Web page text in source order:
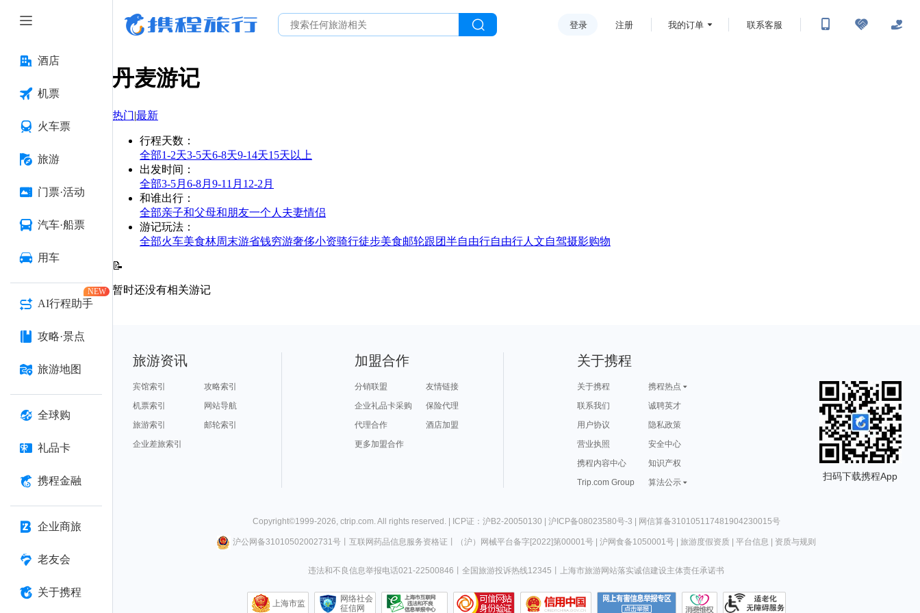
酒店
机票
火车票
旅游
门票·活动
汽车·船票
用车
AI行程助手
NEW
攻略·景点
旅游地图
全球购
礼品卡
携程金融
企业商旅
老友会
关于携程
登录 注册 我的订单 联系客服
丹麦游记
热门|最新
行程天数 ：
全部1-2天3-5天6-8天9-14天15天以上
出发时间 ：
全部3-5月 6-8月 9-11月 12-2月
和谁出行 ：
全部亲子和父母和朋友一个人 夫妻情侣
游记玩法 ：
全部火车美食林周末游省钱穷游奢侈小资骑行徒步美食邮轮跟团半自由行自由行人文自驾摄影购物
📝
暂时还没有相关游记
旅游资讯
宾馆索引
攻略索引
机票索引
网站导航
旅游索引
邮轮索引
企业差旅索引
加盟合作
分销联盟
友情链接
企业礼品卡采购
保险代理
代理合作
酒店加盟
更多加盟合作
关于携程
关于携程
携程热点
联系我们
诚聘英才
用户协议
隐私政策
营业执照
安全中心
携程内容中心
知识产权
Trip.com Group
算法公示
扫码下载携程App
Copyright©1999-2026, ctrip.com. All rights reserved. | ICP证：沪B2-20050130 | 沪ICP备08023580号-3 | 网信算备310105117481904230015号
沪公网备31010502002731号丨 互联网药品信息服务资格证 （沪）网械平台备字[2022]第00001号| 沪网食备1050001号| 旅游度假资质| 平台信息 资质与规则
违法和不良信息举报电话021-22500846 全国旅游投诉热线12345 上海市旅游网站落实诚信建设主体责任承诺书
上海市监
网络社会
征信网